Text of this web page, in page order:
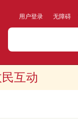
用户登录 无障碍
互动